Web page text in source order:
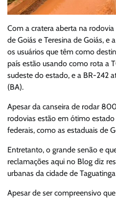
Com a cratera aberta na
de Goiás e Teresina de Goiás, e
os usuários que têm como
país estão usando como rota a
sudeste do estado, e a BR-242
(BA).
Apesar da canseira de rodar
rodovias estão em ótimo
federais, como as estaduais de
Entretanto, o grande senão e
reclamações aqui no Blog diz
urbanas da cidade de
Apesar de ser compreensivo